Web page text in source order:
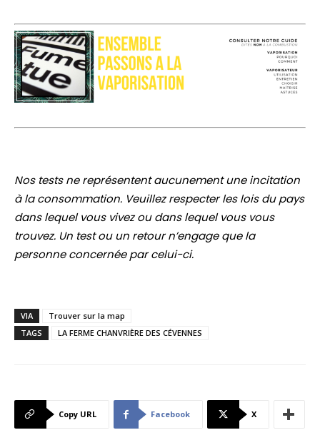
Nos tests ne représentent aucunement une incitation
à la consommation. Veuillez respecter les lois du pays
dans lequel vous vivez ou dans lequel vous vous
trouvez. Un test ou un retour n’engage que la
personne concernée par celui-ci.
VIA
Trouver sur la map
TAGS
LA FERME CHANVRIÈRE DES CÉVENNES
Copy URL Facebook X